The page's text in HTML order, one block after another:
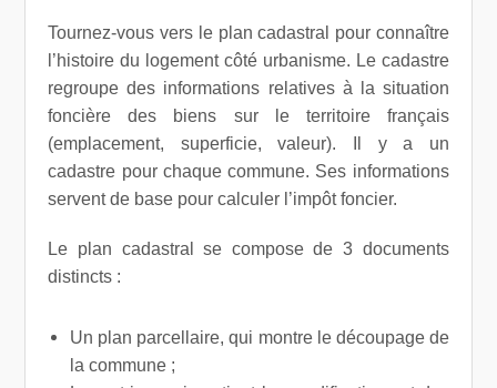
Tournez-vous vers le plan cadastral pour connaître
l’histoire du logement côté urbanisme. Le cadastre
regroupe des informations relatives à la situation
foncière des biens sur le territoire français
(emplacement, superficie, valeur). Il y a un
cadastre pour chaque commune. Ses informations
servent de base pour calculer l’impôt foncier.
Le plan cadastral se compose de 3 documents
distincts :
Un plan parcellaire, qui montre le découpage de
la commune ;